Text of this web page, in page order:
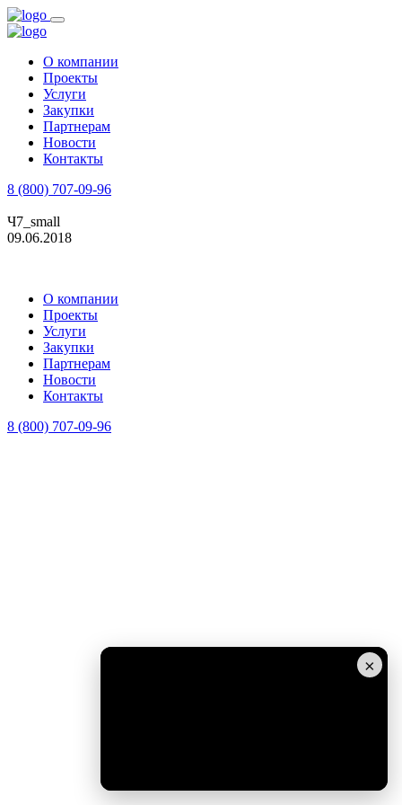
О компании
Проекты
Услуги
Закупки
Партнерам
Новости
Контакты
8 (800) 707-09-96
Ч7_small
09.06.2018
О компании
Проекты
Услуги
Закупки
Партнерам
Новости
Контакты
8 (800) 707-09-96
×